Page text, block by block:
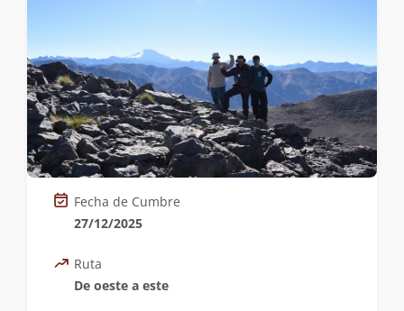
Fecha de Cumbre
27/12/2025
Ruta
De oeste a este